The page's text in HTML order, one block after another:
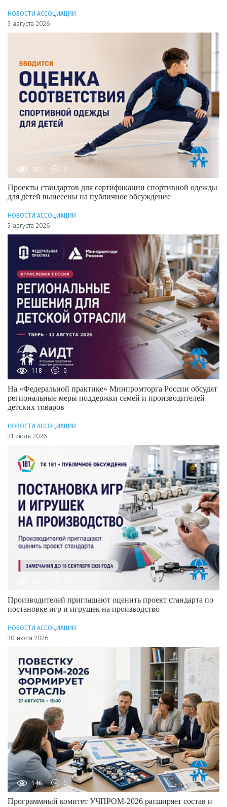
НОВОСТИ АССОЦИАЦИИ
3 августа 2026
102 0
Проекты стандартов для сертификации спортивной одежды
для детей вынесены на публичное обсуждение
НОВОСТИ АССОЦИАЦИИ
3 августа 2026
118 0
На «Федеральной практике» Минпромторга России обсудят
региональные меры поддержки семей и производителей
детских товаров
НОВОСТИ АССОЦИАЦИИ
31 июля 2026
Производителей приглашают оценить проект стандарта по
постановке игр и игрушек на производство
НОВОСТИ АССОЦИАЦИИ
30 июля 2026
146 0
Программный комитет УЧПРОМ-2026 расширяет состав и